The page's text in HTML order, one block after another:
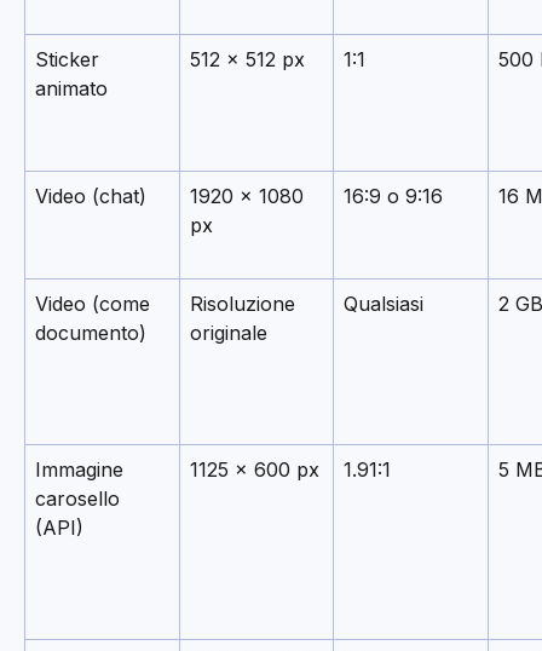
Sticker
animato
512 × 512 px 1:1 500
Video (chat)
1920 × 1080
px
16:9 o 9:16 16
Video (come
documento)
Risoluzione
originale
Qualsiasi 2 GB
Immagine
carosello
(API)
1125 × 600 px 1.91:1 5